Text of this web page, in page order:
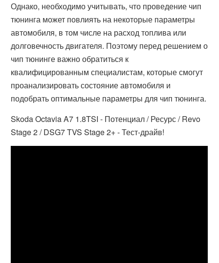
Однако, необходимо учитывать, что проведение чип
тюнинга может повлиять на некоторые параметры
автомобиля, в том числе на расход топлива или
долговечность двигателя. Поэтому перед решением о
чип тюнинге важно обратиться к
квалифицированным специалистам, которые смогут
проанализировать состояние автомобиля и
подобрать оптимальные параметры для чип тюнинга.
Skoda Octavia A7 1.8TSI - Потенциал / Ресурс / Revo
Stage 2 / DSG7 TVS Stage 2+ - Тест-драйв!